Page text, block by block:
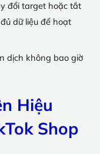
đổi target hoặc tắt
dữ liệu để hoạt
dịch không bao giờ
Hiệu
Shop